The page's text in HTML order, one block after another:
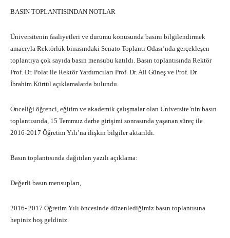
BASIN TOPLANTISINDAN NOTLAR
Üniversitenin faaliyetleri ve durumu konusunda basını bilgilendirmek
amacıyla Rektörlük binasındaki Senato Toplantı Odası’nda gerçekleşen
toplantıya çok sayıda basın mensubu katıldı. Basın toplantısında Rektör
Prof. Dr. Polat ile Rektör Yardımcıları Prof. Dr. Ali Güneş ve Prof. Dr.
İbrahim Kürtül açıklamalarda bulundu.
Önceliği öğrenci, eğitim ve akademik çalışmalar olan Üniversite’nin basın
toplantısında, 15 Temmuz darbe girişimi sonrasında yaşanan süreç ile
2016-2017 Öğretim Yılı’na ilişkin bilgiler aktarıldı.
Basın toplantısında dağıtılan yazılı açıklama:
Değerli basın mensupları,
2016- 2017 Öğretim Yılı öncesinde düzenlediğimiz basın toplantısına
hepiniz hoş geldiniz.